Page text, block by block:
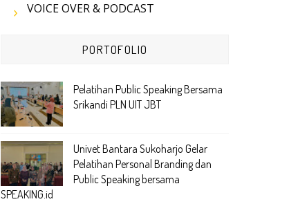
VOICE OVER & PODCAST
PORTOFOLIO
Pelatihan Public Speaking Bersama
Srikandi PLN UIT JBT
Univet Bantara Sukoharjo Gelar
Pelatihan Personal Branding dan
Public Speaking bersama
SPEAKING.id